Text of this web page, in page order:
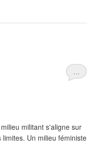
…
militant s'aligne sur
Un milieu féministe